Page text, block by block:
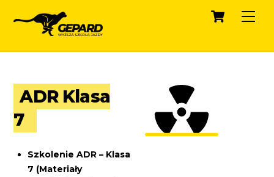
Cart
ADR Klasa
7
Szkolenie ADR – Klasa
7 (Materiały